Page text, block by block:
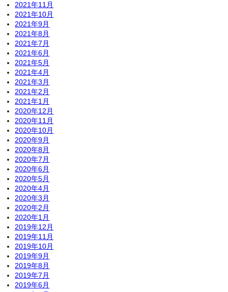
2021年11月
2021年10月
2021年9月
2021年8月
2021年7月
2021年6月
2021年5月
2021年4月
2021年3月
2021年2月
2021年1月
2020年12月
2020年11月
2020年10月
2020年9月
2020年8月
2020年7月
2020年6月
2020年5月
2020年4月
2020年3月
2020年2月
2020年1月
2019年12月
2019年11月
2019年10月
2019年9月
2019年8月
2019年7月
2019年6月